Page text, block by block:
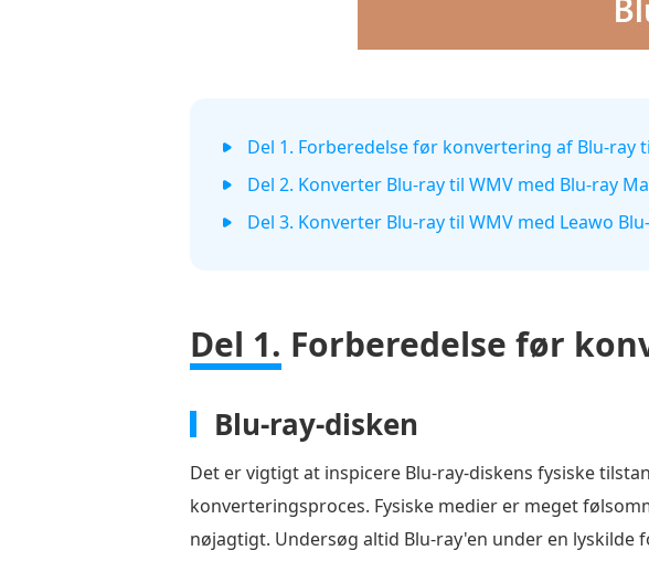
Del 1. Forberedelse før konvertering af Blu-ray
Del 2. Konverter Blu-ray til WMV med Blu-ray
Del 3. Konverter Blu-ray til WMV med Leawo
Del 1. Forberedelse før
Blu-ray-disken
Det er vigtigt at inspicere Blu-ray-diskens fysiske
konverteringsproces. Fysiske medier er meget
nøjagtigt. Undersøg altid Blu-ray'en under en lyskilde